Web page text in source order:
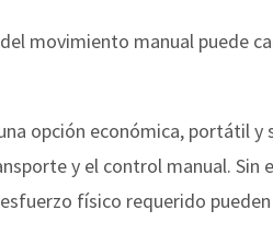
movimiento manual puede
opción económica, portátil
y el control manual.
físico requerido